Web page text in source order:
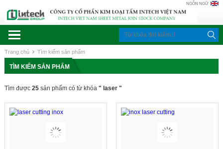
NGÔN NGỮ
Trang chủ Tìm kiếm sản phẩm
TÌM KIẾM SẢN PHẨM
Tìm được 25sản phẩm có từ khóa " laser "